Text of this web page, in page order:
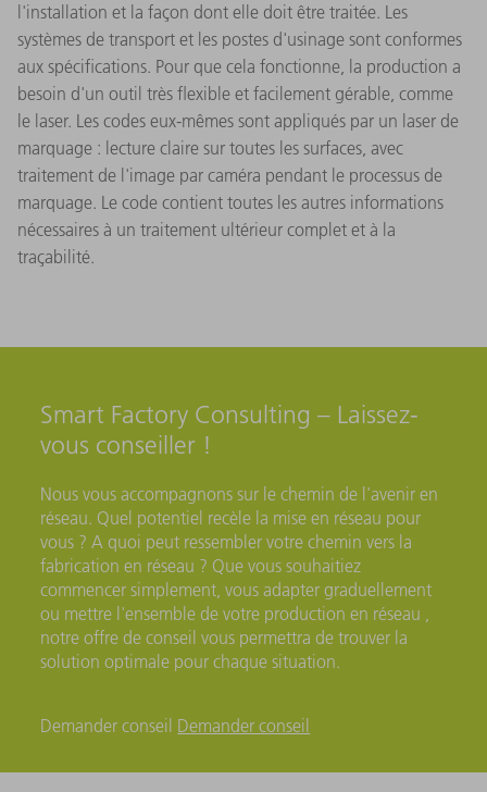
l'installation et la façon dont elle doit être traitée. Les
systèmes de transport et les postes d'usinage sont conformes
aux spécifications. Pour que cela fonctionne, la production a
besoin d'un outil très flexible et facilement gérable, comme
le laser. Les codes eux-mêmes sont appliqués par un laser de
marquage : lecture claire sur toutes les surfaces, avec
traitement de l'image par caméra pendant le processus de
marquage. Le code contient toutes les autres informations
nécessaires à un traitement ultérieur complet et à la
traçabilité.
Smart Factory Consulting – Laissez-
vous conseiller !
Nous vous accompagnons sur le chemin de l'avenir en
réseau. Quel potentiel recèle la mise en réseau pour
vous ? A quoi peut ressembler votre chemin vers la
fabrication en réseau ? Que vous souhaitiez
commencer simplement, vous adapter graduellement
ou mettre l'ensemble de votre production en réseau ,
notre offre de conseil vous permettra de trouver la
solution optimale pour chaque situation.
Demander conseil Demander conseil